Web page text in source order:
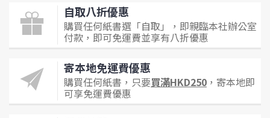
自取八折優惠
購買任何紙書選「自取」，即親臨本社辦公室
付款，即可免運費並享有八折優惠
寄本地免運費優惠
購買任何紙書，只要買滿HKD250 ，寄本地即
可享免運費優惠